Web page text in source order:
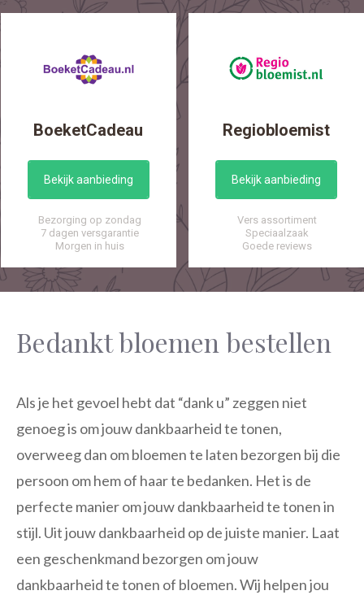
BoeketCadeau
Bekijk aanbieding
Bezorging op zondag
7 dagen versgarantie
Morgen in huis
Regiobloemist
Bekijk aanbieding
Vers assortiment
Speciaalzaak
Goede reviews
Bedankt bloemen bestellen
Als je het gevoel hebt dat “dank u” zeggen niet
genoeg is om jouw dankbaarheid te tonen,
overweeg dan om bloemen te laten bezorgen bij die
persoon om hem of haar te bedanken. Het is de
perfecte manier om jouw dankbaarheid te tonen in
stijl. Uit jouw dankbaarheid op de juiste manier. Laat
een geschenkmand bezorgen om jouw
dankbaarheid te tonen of bloemen. Wij helpen jou